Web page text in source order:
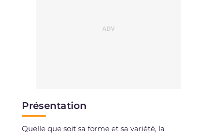
Présentation
Quelle que soit sa forme et sa variété, la